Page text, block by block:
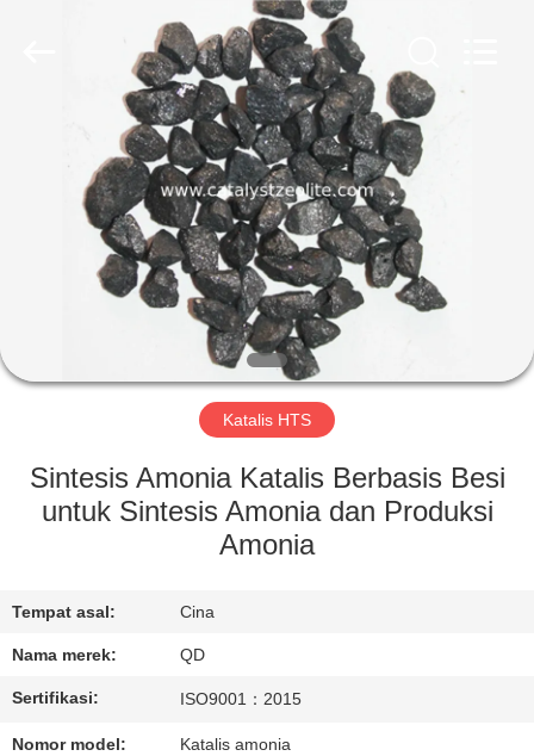
RUMAH
PRODUK
TENTANG
TUR
KONTROL
HUBUNGI
KAMI
BERITA
Katalis HTS
Sintesis Amonia Katalis Berbasis Besi
untuk Sintesis Amonia dan Produksi
Amonia
Tempat asal: Cina
Nama merek: QD
Sertifikasi: ISO9001：2015
Nomor model: Katalis amonia